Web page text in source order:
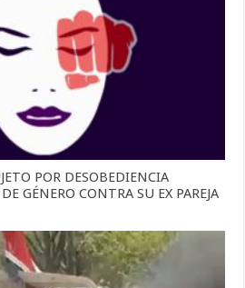
POR DESOBEDIENCIA
GÉNERO CONTRA SU EX PAREJA